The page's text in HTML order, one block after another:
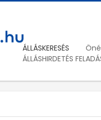
ÁLLÁSKERESÉS
ÁLLÁSHIRDETÉS